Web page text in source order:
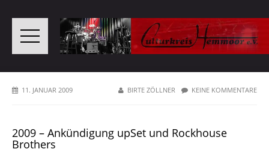
11. JANUAR 2009 KEINE KOMMENTARE
BIRTE ZÖLLNER
2009 – Ankündigung upSet und Rockhouse
Brothers